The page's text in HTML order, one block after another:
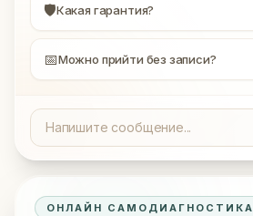
🛡Какая гарантия?
📅Можно прийти без записи?
ОНЛАЙН САМОДИАГНОСТИКА